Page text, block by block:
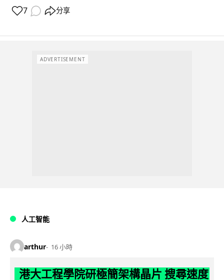
7 分享
ADVERTISEMENT
人工智能
arthur 16 小時
港大工程學院研極簡架構晶片 搜尋速度